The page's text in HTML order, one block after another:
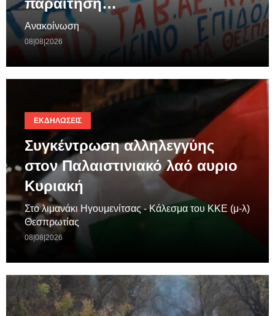
Ανακοίνωση
08|08|2026
ΕΚΔΗΛΏΣΕΙΣ
Συγκέντρωση αλληλεγγύης
στον Παλαιστινιακό λαό αυριο
Κυριακή
Στο λιμανάκι Ηγουμενίτσας - Κάλεσμα του ΚΚΕ (μ-λ)
Θεσπρωτίας
08|08|2026